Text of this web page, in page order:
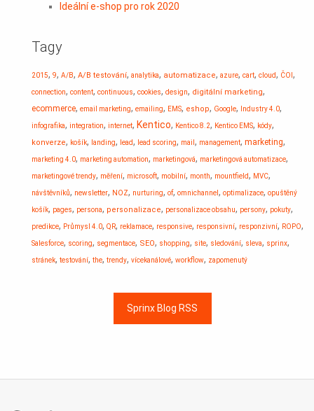
Ideální e-shop pro rok 2020
Tagy
2015, 9, A/B, A/B testování, analytika, automatizace, azure, cart, cloud, ČOI ,
connection, content, continuous, cookies, design, digitální marketing,
ecommerce, email marketing, emailing, EMS, eshop, Google, Industry 4.0,
infografika, integration, internet, Kentico, Kentico 8.2, Kentico EMS, kódy,
konverze, košík, landing, lead, lead scoring, mail , management, marketing,
marketing 4.0, marketing automation, marketingová, marketingová automatizace,
marketingové trendy, měření, microsoft, mobilní, month, mountfield, MVC,
návštěvníků, newsletter, NOZ, nurturing, of, omnichannel , optimalizace, opuštěný
košík, pages, persona, personalizace, personalizace obsahu, persony, pokuty,
predikce, Průmysl 4.0, QR, reklamace, responsive, responsivní, responzivní, ROPO,
Salesforce, scoring, segmentace, SEO, shopping, site, sledování, sleva, sprinx,
stránek, testování, the, trendy, vícekanálové, workflow, zapomenutý
Sprinx Blog RSS